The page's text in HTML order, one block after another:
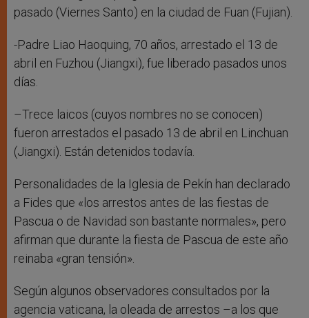
pasado (Viernes Santo) en la ciudad de Fuan (Fujian).
-Padre Liao Haoquing, 70 años, arrestado el 13 de
abril en Fuzhou (Jiangxi), fue liberado pasados unos
días.
–Trece laicos (cuyos nombres no se conocen)
fueron arrestados el pasado 13 de abril en Linchuan
(Jiangxi). Están detenidos todavía.
Personalidades de la Iglesia de Pekín han declarado
a Fides que «los arrestos antes de las fiestas de
Pascua o de Navidad son bastante normales», pero
afirman que durante la fiesta de Pascua de este año
reinaba «gran tensión».
Según algunos observadores consultados por la
agencia vaticana, la oleada de arrestos –a los que